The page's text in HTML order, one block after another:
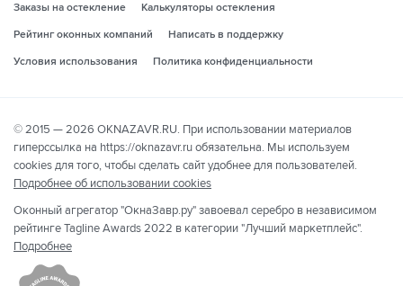
Заказы на остекление
Калькуляторы остекления
Рейтинг оконных компаний
Написать в поддержку
Условия использования
Политика конфиденциальности
© 2015 — 2026 OKNAZAVR.RU. При использовании материалов
гиперссылка на https://oknazavr.ru обязательна. Мы используем
cookies для того, чтобы сделать сайт удобнее для пользователей.
Подробнее об использовании cookies
Оконный агрегатор "ОкнаЗавр.ру" завоевал серебро в независимом
рейтинге Tagline Awards 2022 в категории "Лучший маркетплейс".
Подробнее